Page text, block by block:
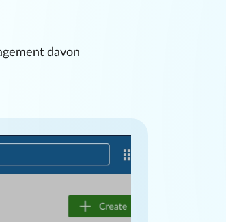
davon